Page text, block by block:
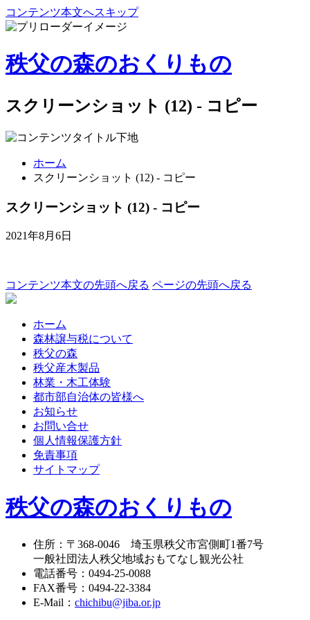
コンテンツ本文へスキップ
秩父の森のおくりもの
スクリーンショット (12) - コピー
ホーム
スクリーンショット (12) - コピー
スクリーンショット (12) - コピー
2021年8月6日
コンテンツ本文の先頭へ戻る ページの先頭へ戻る
ホーム
森林譲与税について
秩父の森
秩父産木製品
林業・木工体験
都市部自治体の皆様へ
お知らせ
お問い合せ
個人情報保護方針
免責事項
サイトマップ
秩父の森のおくりもの
住所 ： 〒368-0046 埼玉県秩父市宮側町1番7号
一般社団法人秩父地域おもてなし観光公社
電話番号 ： 0494-25-0088
FAX番号 ： 0494-22-3384
E-Mail ： chichibu@jiba.or.jp